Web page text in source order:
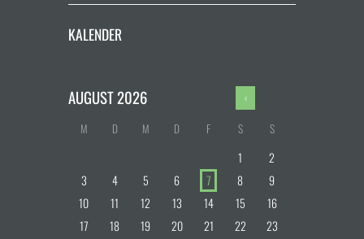
KALENDER
AUGUST2026
M D M D F S S
1
2
3
4 5 6 7 8
9
10
11 12 13 14 15
16
17
18 19 20 21 22
23